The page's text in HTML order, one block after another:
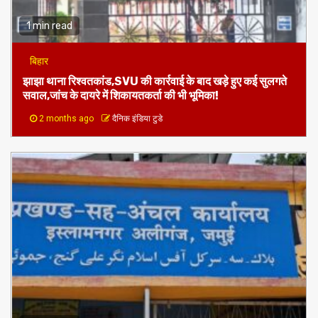
1 min read
बिहार
झाझा थाना रिश्वतकांड,SVU की कार्रवाई के बाद खड़े हुए कई सुलगते
सवाल,जांच के दायरे में शिकायतकर्ता की भी भूमिका!
2 months ago दैनिक इंडिया टुडे